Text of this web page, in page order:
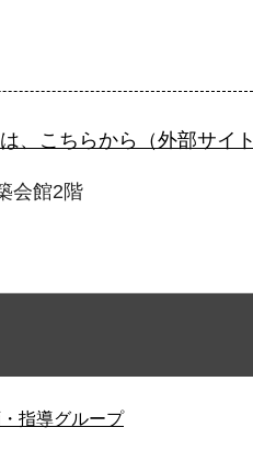
、こちらから（外部サイ
会館2階
指導グループ